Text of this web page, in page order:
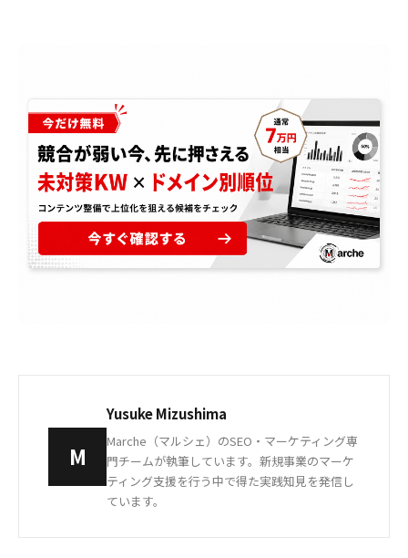
M
Yusuke Mizushima
Marche（マルシェ）のSEO・マーケティング専
門チームが執筆しています。新規事業のマーケ
ティング支援を行う中で得た実践知見を発信し
ています。